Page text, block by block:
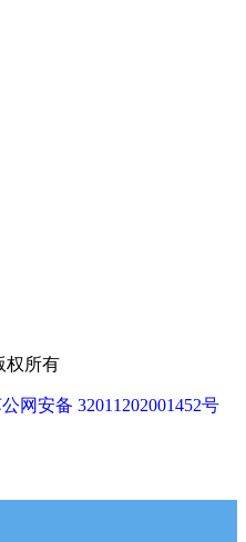
权所有
网安备 32011202001452号